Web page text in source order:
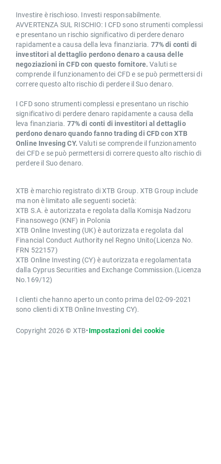
Investire è rischioso. Investi responsabilmente.
AVVERTENZA SUL RISCHIO: I CFD sono strumenti complessi
e presentano un rischio significativo di perdere denaro
rapidamente a causa della leva finanziaria. 77% di conti di
investitori al dettaglio perdono denaro a causa delle
negoziazioni in CFD con questo fornitore. Valuti se
comprende il funzionamento dei CFD e se può permettersi di
correre questo alto rischio di perdere il Suo denaro.
I CFD sono strumenti complessi e presentano un rischio
significativo di perdere denaro rapidamente a causa della
leva finanziaria. 77% di conti di investitori al dettaglio
perdono denaro quando fanno trading di CFD con XTB
Online Invesing CY. Valuti se comprende il funzionamento
dei CFD e se può permettersi di correre questo alto rischio di
perdere il Suo denaro.
XTB è marchio registrato di XTB Group. XTB Group include
ma non è limitato alle seguenti società:
XTB S.A. è autorizzata e regolata dalla Komisja Nadzoru
Finansowego (KNF) in Polonia
XTB Online Investing (UK) è autorizzata e regolata dal
Financial Conduct Authority nel Regno Unito(Licenza No.
FRN 522157)
XTB Online Investing (CY) è autorizzata e regolamentata
dalla Cyprus Securities and Exchange Commission.(Licenza
No.169/12)
I clienti che hanno aperto un conto prima del 02-09-2021
sono clienti di XTB Online Investing CY).
Copyright 2026 © XTB•Impostazioni dei cookie